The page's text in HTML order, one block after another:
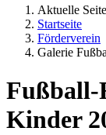
Aktuelle
Startseite
Förderverein
Galerie
Fußball-
Kinder